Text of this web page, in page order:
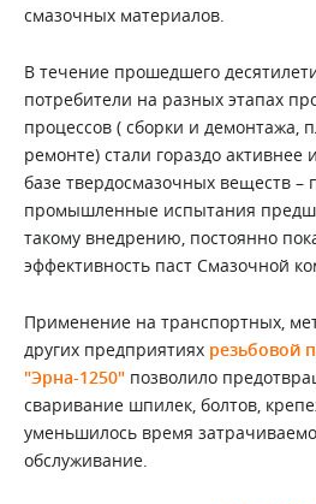
смазочных материалов.
В течение прошедшего
потребители на разных этапах
процессов ( сборки и демонтажа,
ремонте) стали гораздо активнее
базе твердосмазочных веществ
промышленные испытания
такому внедрению, постоянно
эффективность паст Смазочной
Применение на транспортных,
других предприятиях резьбовой
"Эрна-1250" позволило
сваривание шпилек, болтов,
уменьшилось время
обслуживание.